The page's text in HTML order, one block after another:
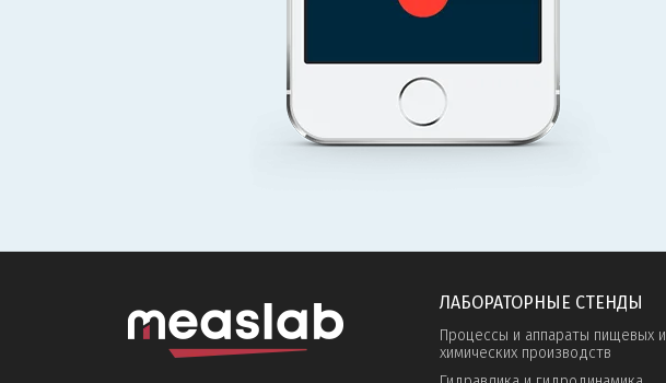
ЛАБОРАТОРНЫЕ СТЕНДЫ
Процессы и аппараты пищевых и
химических производств